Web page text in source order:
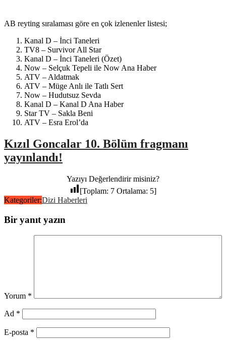
AB reyting sıralaması göre en çok izlenenler listesi;
Kanal D – İnci Taneleri
TV8 – Survivor All Star
Kanal D – İnci Taneleri (Özet)
Now – Selçuk Tepeli ile Now Ana Haber
ATV – Aldatmak
ATV – Müge Anlı ile Tatlı Sert
Now – Hudutsuz Sevda
Kanal D – Kanal D Ana Haber
Star TV – Sakla Beni
ATV – Esra Erol’da
Kızıl Goncalar 10. Bölüm fragmanı
yayınlandı!
Yazıyı Değerlendirir misiniz?
[Toplam: 7 Ortalama: 5]
Kategoriler:Dizi Haberleri
Bir yanıt yazın
Yorum *
Ad *
E-posta *